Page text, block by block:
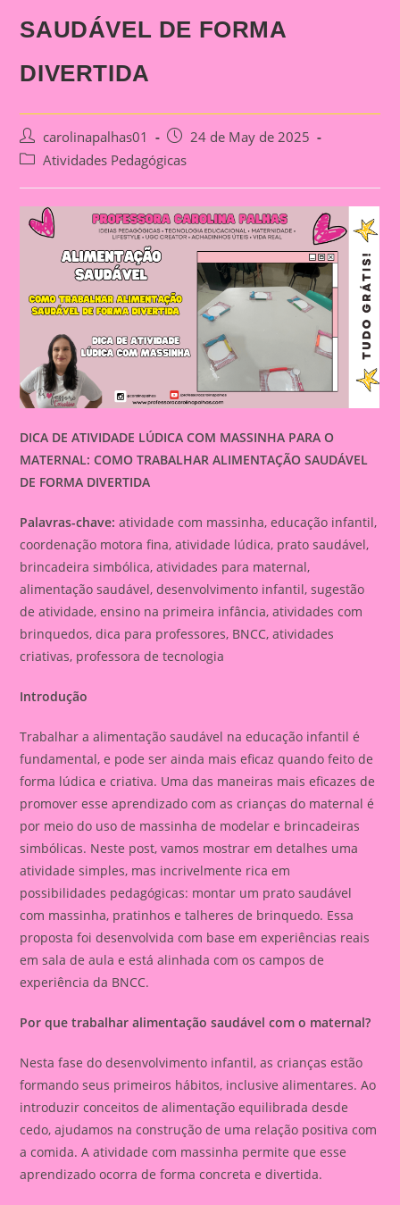
SAUDÁVEL DE FORMA
DIVERTIDA
Post
author:
carolinapalhas01
Post
published:
24 de May de 2025
PostAtividades Pedagógicas
DICA DE ATIVIDADE LÚDICA COM MASSINHA PARA O
MATERNAL: COMO TRABALHAR ALIMENTAÇÃO SAUDÁVEL
DE FORMA DIVERTIDA
Palavras-chave: atividade com massinha, educação infantil,
coordenação motora fina, atividade lúdica, prato saudável,
brincadeira simbólica, atividades para maternal,
alimentação saudável, desenvolvimento infantil, sugestão
de atividade, ensino na primeira infância, atividades com
brinquedos, dica para professores, BNCC, atividades
criativas, professora de tecnologia
Introdução
Trabalhar a alimentação saudável na educação infantil é
fundamental, e pode ser ainda mais eficaz quando feito de
forma lúdica e criativa. Uma das maneiras mais eficazes de
promover esse aprendizado com as crianças do maternal é
por meio do uso de massinha de modelar e brincadeiras
simbólicas. Neste post, vamos mostrar em detalhes uma
atividade simples, mas incrivelmente rica em
possibilidades pedagógicas: montar um prato saudável
com massinha, pratinhos e talheres de brinquedo. Essa
proposta foi desenvolvida com base em experiências reais
em sala de aula e está alinhada com os campos de
experiência da BNCC.
Por que trabalhar alimentação saudável com o maternal?
Nesta fase do desenvolvimento infantil, as crianças estão
formando seus primeiros hábitos, inclusive alimentares. Ao
introduzir conceitos de alimentação equilibrada desde
cedo, ajudamos na construção de uma relação positiva com
a comida. A atividade com massinha permite que esse
aprendizado ocorra de forma concreta e divertida.